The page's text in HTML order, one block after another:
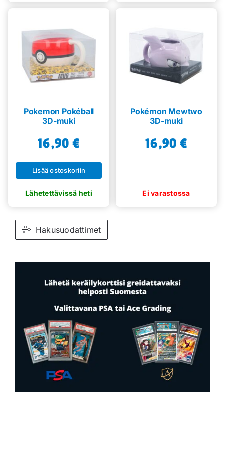
Pokemon Pokéball
3D-muki
16,90 €
Lisää ostoskoriin
Pokémon Mewtwo
3D-muki
16,90 €
Hakusuodattimet